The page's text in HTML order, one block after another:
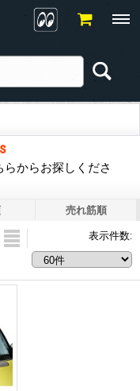
らからお探しくださ
売れ筋順
表示件数: